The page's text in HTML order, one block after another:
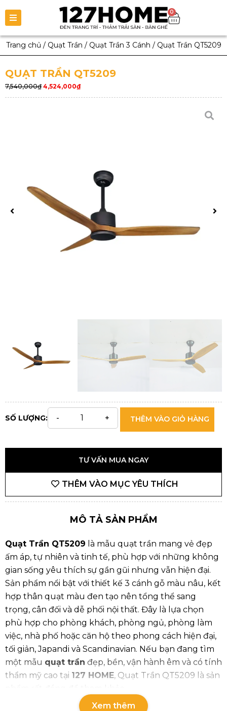
0
Trang chủ / Quạt Trần / Quạt Trần 3 Cánh / Quạt Trần QT5209
QUẠT TRẦN QT5209
7,540,000₫ 4,524,000₫
SỐ LƯỢNG: THÊM VÀO GIỎ HÀNG
TƯ VẤN MUA NGAY
THÊM VÀO MỤC YÊU THÍCH
MÔ TẢ SẢN PHẨM
Quạt Trần QT5209 là mẫu quạt trần mang vẻ đẹp
ấm áp, tự nhiên và tinh tế, phù hợp với những không
gian sống yêu thích sự gần gũi nhưng vẫn hiện đại.
Sản phẩm nổi bật với thiết kế 3 cánh gỗ màu nâu, kết
hợp thân quạt màu đen tạo nên tổng thể sang
trọng, cân đối và dễ phối nội thất. Đây là lựa chọn
phù hợp cho phòng khách, phòng ngủ, phòng làm
việc, nhà phố hoặc căn hộ theo phong cách hiện đại,
tối giản, Japandi và Scandinavian. Nếu bạn đang tìm
một mẫu quạt trần đẹp, bền, vận hành êm và có tính
thẩm mỹ cao tại 127 HOME, Quạt Trần QT5209 là sản
phẩm rất đáng để tham khảo.
Xem thêm